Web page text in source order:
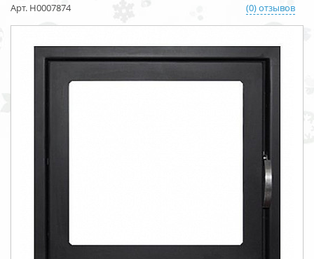
Арт. Н0007874 (0) отзывов